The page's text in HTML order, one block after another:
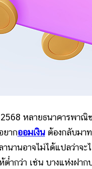
หลายธนาคารพาณิช
ยากออมเงิน ต้องกลับมา
านานอาจไม่ได้แปลว่าจ
ต่ำกว่า เช่น บางแห่งฝา